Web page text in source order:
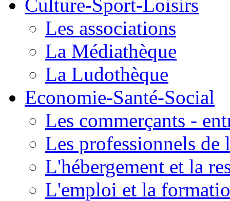
Culture-Sport-Loisirs
Les associations
La Médiathèque
La Ludothèque
Economie-Santé-Social
Les commerçants -
Les professionnels de
L'hébergement et la
L'emploi et la